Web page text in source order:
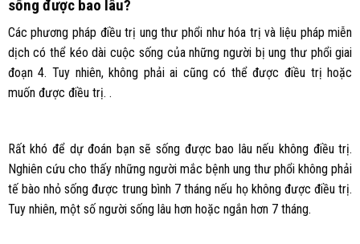
sống được bao lâu?
Các phương pháp điều trị ung thư phổi như hóa trị và liệu pháp miễn
dịch có thể kéo dài cuộc sống của những người bị ung thư phổi giai
đoạn 4. Tuy nhiên, không phải ai cũng có thể được điều trị hoặc
muốn được điều trị. .
Rất khó để dự đoán bạn sẽ sống được bao lâu nếu không điều trị.
Nghiên cứu cho thấy những người mắc bệnh ung thư phổi không phải
tế bào nhỏ sống được trung bình 7 tháng nếu họ không được điều trị.
Tuy nhiên, một số người sống lâu hơn hoặc ngắn hơn 7 tháng.